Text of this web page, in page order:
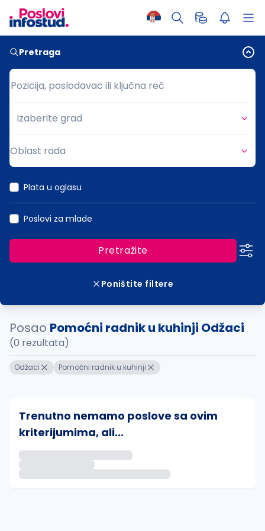
Pretraga
Pozicija, poslodavac ili ključna reč
Pozicija, poslodavac ili ključna reč
Grad
Izaberite grad
Oblast rada
Plata u oglasu
Poslovi za mlade
Pretražite
Poništite filtere
Posao Pomoćni radnik u kuhinji Odžaci
(0 rezultata)
Odžaci Pomoćni radnik u kuhinji
Trenutno nemamo poslove sa ovim
kriterijumima, ali...